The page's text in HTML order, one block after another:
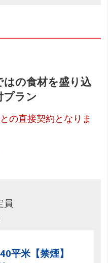
はの食材を盛り込
プラン
の直接契約となりま
員
平米【禁煙】